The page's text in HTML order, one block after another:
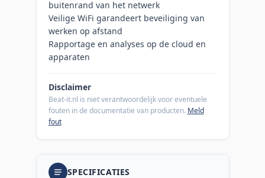
buitenrand van het netwerk
Veilige WiFi garandeert beveiliging van
werken op afstand
Rapportage en analyses op de cloud en
apparaten
Disclaimer
Beat-it.nl is niet verantwoordelijk voor eventuele
fouten in de documentatie van producten. Meld
fout
SPECIFICATIES